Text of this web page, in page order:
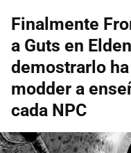
Finalmente
a Guts en
demostrarlo
modder a
cada NPC